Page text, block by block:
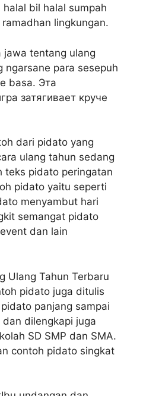
bil halal sumpah
lingkungan.
jawa tentang ulang
ngarsane para sesepuh
basa. Эта
затягивает круче
dari pidato yang
ulang tahun sedang
teks pidato peringatan
pidato yaitu seperti
menyambut hari
semangat pidato
dan lain
Ulang Tahun Terbaru
pidato juga ditulis
panjang sampai
dilengkapi juga
SD SMP dan SMA.
contoh pidato singkat